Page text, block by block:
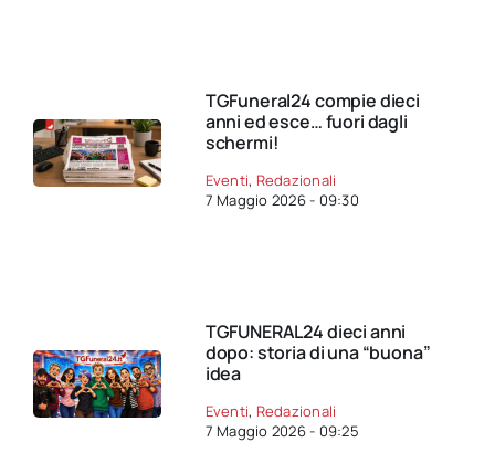
TGFuneral24 compie dieci
anni ed esce… fuori dagli
schermi!
Eventi, Redazionali
7 Maggio 2026 - 09:30
TGFUNERAL24 dieci anni
dopo: storia di una “buona”
idea
Eventi, Redazionali
7 Maggio 2026 - 09:25